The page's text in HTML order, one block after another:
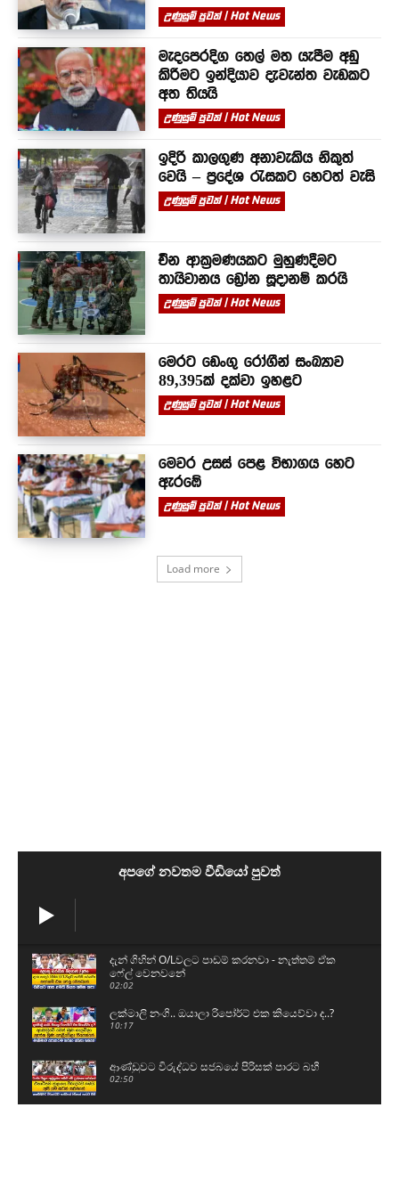
උණුසුම් පුවත් | Hot News
මැදපෙරදිග තෙල් මත යැපීම අඩු
කිරීමට ඉන්දියාව දැවැන්ත වැඩකට
අත තියයි
උණුසුම් පුවත් | Hot News
ඉදිරි කාලගුණ අනාවැකිය නිකුත්
වෙයි – ප්‍රදේශ රැසකට හෙටත් වැසි
උණුසුම් පුවත් | Hot News
චීන ආක්‍රමණයකට මුහුණදීමට
තායිවානය ඩ්‍රෝන සූදානම් කරයි
උණුසුම් පුවත් | Hot News
මෙරට ඩෙංගු රෝගීන් සංඛ්‍යාව
89,395ක් දක්වා ඉහළට
උණුසුම් පුවත් | Hot News
මෙවර උසස් පෙළ විභාගය හෙට
ඇරඹේ
උණුසුම් පුවත් | Hot News
Load more
අපගේ නවතම වීඩියෝ පුවත්
දැන් ගිහින් O/Lවලට පාඩම් කරනවා - නැත්තම් ඒක
ෆේල් වෙනවනේ
02:02
ලක්මාලි නංගි.. ඔයාලා රිපෝර්ට් එක කියෙව්වා ද..?
10:17
ආණ්ඩුවට විරුද්ධව සජබයේ පිරිසක් පාරට බහී
02:50